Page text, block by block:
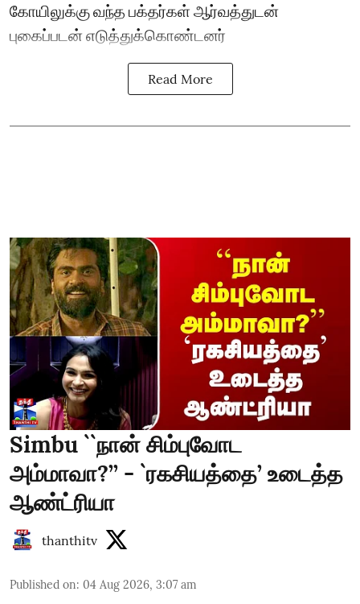
கோயிலுக்கு வந்த பக்தர்கள் ஆர்வத்துடன்
புகைப்படன் எடுத்துக்கொண்டனர்
Read More
Simbu ``நான் சிம்புவோட
அம்மாவா?’’ - `ரகசியத்தை’ உடைத்த
ஆண்ட்ரியா
thanthitv
Published on: 04 Aug 2026, 3:07 am